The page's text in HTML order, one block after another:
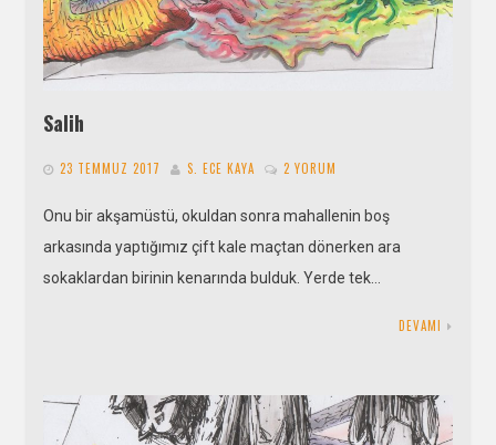
Salih
23 TEMMUZ 2017 S. ECE KAYA 2 YORUM
Onu bir akşamüstü, okuldan sonra mahallenin boş
arkasında yaptığımız çift kale maçtan dönerken ara
sokaklardan birinin kenarında bulduk. Yerde tek…
DEVAMI